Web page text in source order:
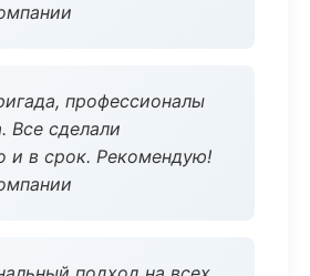
профессионалы
Все сделали
и в срок. Рекомендую!